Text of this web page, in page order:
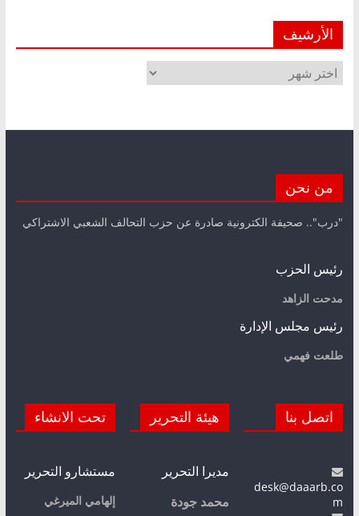
الأرشيف
الأرشيف
من نحن
"درب".. صحيفة الكترونية صادرة عن حزب التحالف الشعبي الاشتراكي
رئيس الحزب
مدحت الزاهد
رئيس مجلس الإدارة
طلعت فهمي
اتصل بنا
desk@daaarb.co
m
هيئة التحرير
مديرا التحرير
محمد جودة
تحت الانشاء
مستشارو التحرير
إلهامي الميرغي